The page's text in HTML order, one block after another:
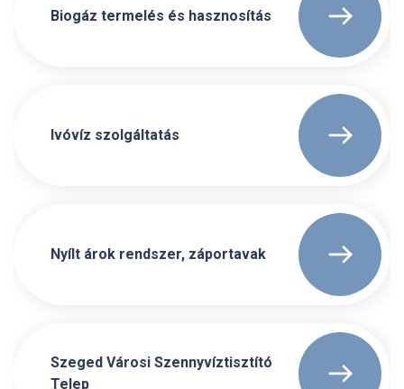
Biogáz termelés és hasznosítás
Ivóvíz szolgáltatás
Nyílt árok rendszer, záportavak
Szeged Városi Szennyvíztisztító
Telep